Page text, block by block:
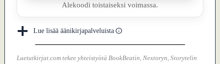
Alekoodi toistaiseksi voimassa.
Lue lisää äänikirjapalveluista
Luetutkirjat.com tekee yhteistyötä BookBeatin, Nextoryn, Storytelin